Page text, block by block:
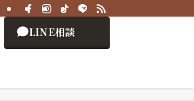
LINE相談